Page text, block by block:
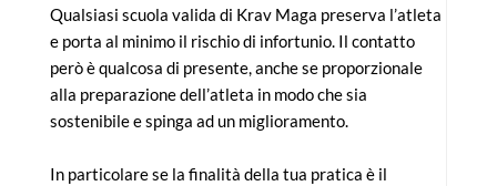
Qualsiasi scuola valida di Krav Maga preserva l’atleta
e porta al minimo il rischio di infortunio. Il contatto
però è qualcosa di presente, anche se proporzionale
alla preparazione dell’atleta in modo che sia
sostenibile e spinga ad un miglioramento.
In particolare se la finalità della tua pratica è il